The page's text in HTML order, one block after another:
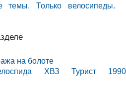
темы. Только велосипеды.
на болоте
ХВЗ Турист 1990